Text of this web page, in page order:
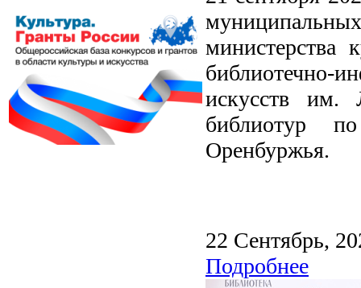
министерства
библиотечно-
искусств им.
библиотур
Оренбуржья.
22 Сентябрь,
Подробнее